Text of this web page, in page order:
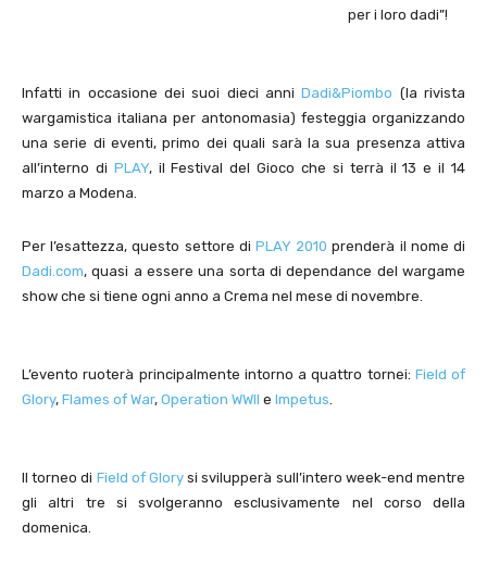
per i loro dadi”!
Infatti in occasione dei suoi dieci anniDadi&Piombo (la rivista
wargamistica italiana per antonomasia) festeggia organizzando
una serie di eventi, primo dei quali sarà la sua presenza attiva
all’interno di PLAY, il Festival del Gioco che si terrà il 13 e il 14
marzo a Modena.
Per l’esattezza, questo settore di PLAY 2010 prenderà il nome di
Dadi.com, quasi a essere una sorta di dependance del wargame
show che si tiene ogni anno a Crema nel mese di novembre.
L’evento ruoterà principalmente intorno a quattro tornei: Field of
Glory, Flames of War, Operation WWII e Impetus.
Il torneo di Field of Glory si svilupperà sull’intero week-end mentre
gli altri tre si svolgeranno esclusivamente nel corso della
domenica.